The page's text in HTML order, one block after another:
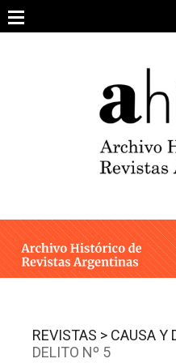
ARCHIVO DE REVISTAS
ESTUDIOS CRÍTICOS
INTEGRANTES
CONTACTO
REVISTAS > CAUSA Y
DELITO Nº 5